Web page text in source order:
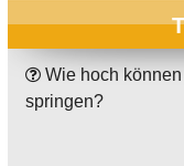
Wie hoch
springen?